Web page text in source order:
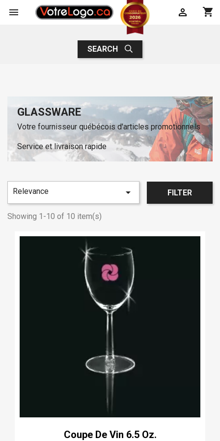
 shopping_cart

SEARCH
GLASSWARE
Votre fournisseur québécois d'articles promotionnels
Service et livraison rapide
Relevance  FILTER
Showing 1-10 of 10 item(s)
Coupe De Vin 6.5 Oz.